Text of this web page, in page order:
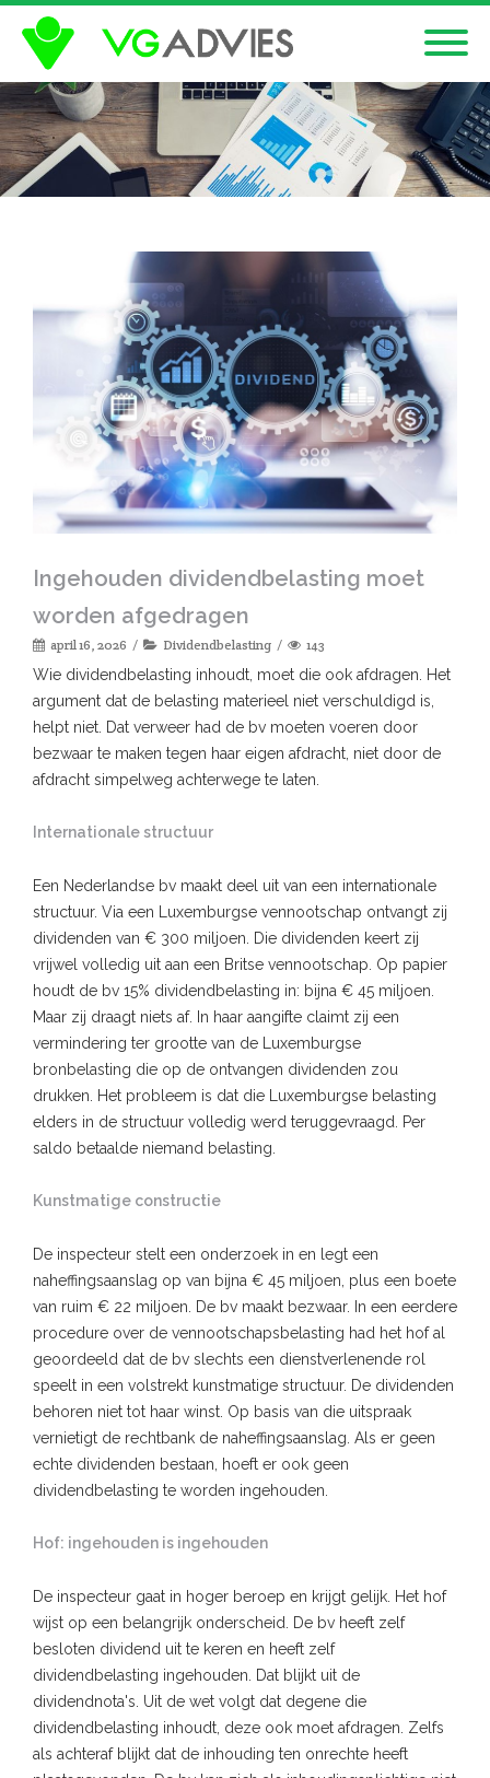
Ingehouden dividendbelasting moet
worden afgedragen
april 16, 2026 Dividendbelasting 143
Wie dividendbelasting inhoudt, moet die ook afdragen. Het
argument dat de belasting materieel niet verschuldigd is,
helpt niet. Dat verweer had de bv moeten voeren door
bezwaar te maken tegen haar eigen afdracht, niet door de
afdracht simpelweg achterwege te laten.
Internationale structuur
Een Nederlandse bv maakt deel uit van een internationale
structuur. Via een Luxemburgse vennootschap ontvangt zij
dividenden van € 300 miljoen. Die dividenden keert zij
vrijwel volledig uit aan een Britse vennootschap. Op papier
houdt de bv 15% dividendbelasting in: bijna € 45 miljoen.
Maar zij draagt niets af. In haar aangifte claimt zij een
vermindering ter grootte van de Luxemburgse
bronbelasting die op de ontvangen dividenden zou
drukken. Het probleem is dat die Luxemburgse belasting
elders in de structuur volledig werd teruggevraagd. Per
saldo betaalde niemand belasting.
Kunstmatige constructie
De inspecteur stelt een onderzoek in en legt een
naheffingsaanslag op van bijna € 45 miljoen, plus een boete
van ruim € 22 miljoen. De bv maakt bezwaar. In een eerdere
procedure over de vennootschapsbelasting had het hof al
geoordeeld dat de bv slechts een dienstverlenende rol
speelt in een volstrekt kunstmatige structuur. De dividenden
behoren niet tot haar winst. Op basis van die uitspraak
vernietigt de rechtbank de naheffingsaanslag. Als er geen
echte dividenden bestaan, hoeft er ook geen
dividendbelasting te worden ingehouden.
Hof: ingehouden is ingehouden
De inspecteur gaat in hoger beroep en krijgt gelijk. Het hof
wijst op een belangrijk onderscheid. De bv heeft zelf
besloten dividend uit te keren en heeft zelf
dividendbelasting ingehouden. Dat blijkt uit de
dividendnota's. Uit de wet volgt dat degene die
dividendbelasting inhoudt, deze ook moet afdragen. Zelfs
als achteraf blijkt dat de inhouding ten onrechte heeft